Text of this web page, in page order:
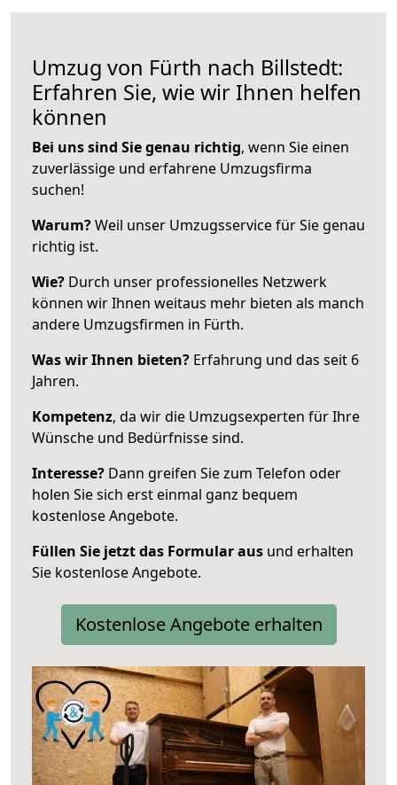
Umzug von Fürth nach Billstedt:
Erfahren Sie, wie wir Ihnen helfen
können
Bei uns sind Sie genau richtig, wenn Sie einen
zuverlässige und erfahrene Umzugsfirma
suchen!
Warum?Weil unser Umzugsservice für Sie genau
richtig ist.
Wie? Durch unser professionelles Netzwerk
können wir Ihnen weitaus mehr bieten als manch
andere Umzugsfirmen in Fürth.
Was wir Ihnen bieten? Erfahrung und das seit 6
Jahren.
Kompetenz, da wir die Umzugsexperten für Ihre
Wünsche und Bedürfnisse sind.
Interesse? Dann greifen Sie zum Telefon oder
holen Sie sich erst einmal ganz bequem
kostenlose Angebote.
Füllen Sie jetzt das Formular aus und erhalten
Sie kostenlose Angebote.
Kostenlose Angebote erhalten